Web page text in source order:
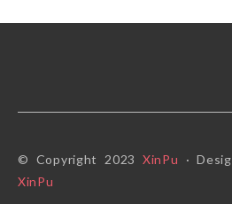
© Copyright 2023XinPu ·
XinPu